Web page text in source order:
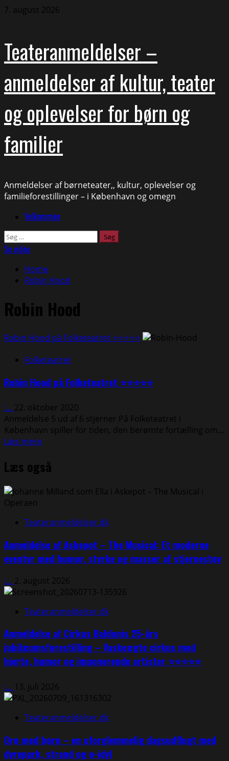
Skip
7. august 2026
Teateranmeldelser –
anmeldelser af kultur, teater
og oplevelser for børn og
familier
Anmeldelser af børneteater,, kultur, oplevelser og
familieforestillinger – i København og omegn
PrimaryVelkommen
Søg
efter:
Se video
Home
Robin Hood
Robin Hood
Robin Hood på Folketeatret ⭐⭐⭐⭐⭐
Folketeatret
Robin Hood på Folketeatret ⭐⭐⭐⭐⭐
:... 22. oktober 2020
Anmeldelse 5 ud af 6 stjerner På Folketeatret i
København spiller for tiden, den berømte fortælling om...
Læs mereRead
about
Robin
Hood
på
⭐⭐⭐⭐⭐
Læs også
Teateranmeldelser.dk
Anmeldelse af Askepot – The Musical: Et moderne
eventyr med humor, styrke og masser af stjernestøv
:... 2. august 2026
Teateranmeldelser.dk
Anmeldelse af Cirkus Baldonis 25-års
jubilæumsforestilling – Vaskeægte cirkus med
hjerte, humor og imponerende artister ⭐⭐⭐⭐⭐
:... 13. juli 2026
Teateranmeldelser.dk
Orø med børn – en uforglemmelig dagsudflugt med
dyrepark, strand og ø-idyl